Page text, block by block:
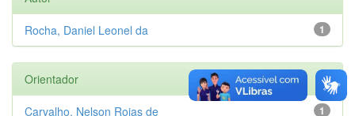
1
Rocha, Daniel Leonel da
Orientador
1
Carvalho, Nelson Rojas de